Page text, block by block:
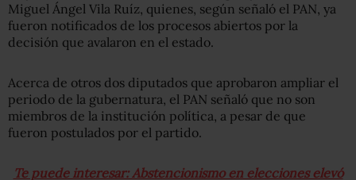
Miguel Ángel Vila Ruíz, quienes, según señaló el PAN, ya
fueron notificados de los procesos abiertos por la
decisión que avalaron en el estado.
Acerca de otros dos diputados que aprobaron ampliar el
periodo de la gubernatura, el PAN señaló que no son
miembros de la institución política, a pesar de que
fueron postulados por el partido.
Te puede interesar: Abstencionismo en elecciones elevó